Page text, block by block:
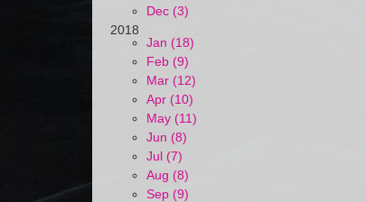
Dec (3)
2018
Jan (18)
Feb (9)
Mar (12)
Apr (10)
May (11)
Jun (8)
Jul (7)
Aug (8)
Sep (9)